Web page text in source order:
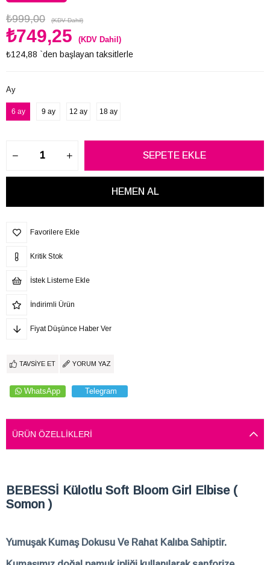
₺999,00 (KDV Dahil)
₺749,25 (KDV Dahil)
₺124,88 `den başlayan taksitlerle
Ay
6 ay 9 ay 12 ay 18 ay
Favorilere Ekle
Kritik Stok
İstek Listeme Ekle
İndirimli Ürün
Fiyat Düşünce Haber Ver
TAVSIYE ET YORUM YAZ
WhatsApp Telegram
ÜRÜN ÖZELLIKLERI
BEBESSİ Külotlu Soft Bloom Girl Elbise (
Somon )
Yumuşak Kumaş Dokusu Ve Rahat Kalıba Sahiptir.